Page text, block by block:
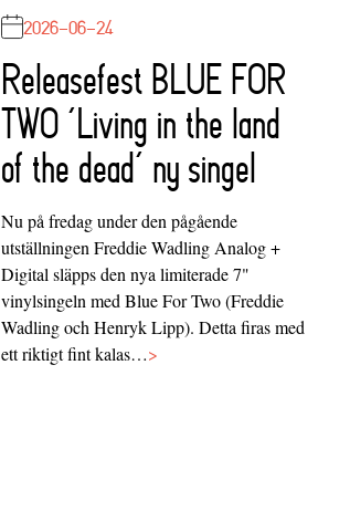
2026-06-24
Releasefest BLUE FOR
TWO ‘Living in the land
of the dead’ ny singel
Nu på fredag under den pågående
utställningen Freddie Wadling Analog +
Digital släpps den nya limiterade 7"
vinylsingeln med Blue For Two (Freddie
Wadling och Henryk Lipp). Detta firas med
ett riktigt fint kalas…>